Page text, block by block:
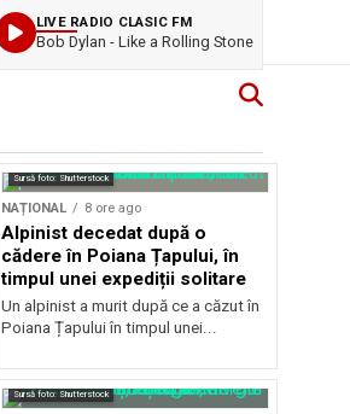
LIVE RADIO CLASIC FM
Bob Dylan - Like a Rolling Stone
Sursă foto: Shutterstock
NAȚIONAL 8 ore ago
Alpinist decedat după o
cădere în Poiana Țapului, în
timpul unei expediții solitare
Un alpinist a murit după ce a căzut în
Poiana Țapului în timpul unei...
Sursă foto: Shutterstock